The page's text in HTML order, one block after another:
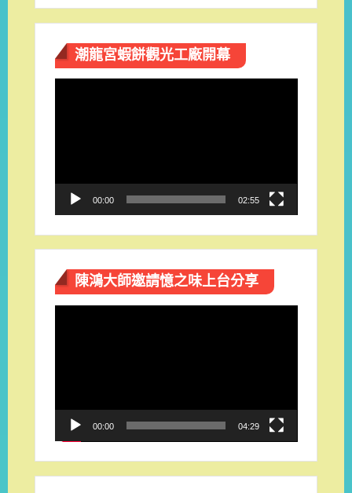
潮龍宮蝦餅觀光工廠開幕
00:00 02:55
陳鴻大師邀請憶之味上台分享
00:00 04:29